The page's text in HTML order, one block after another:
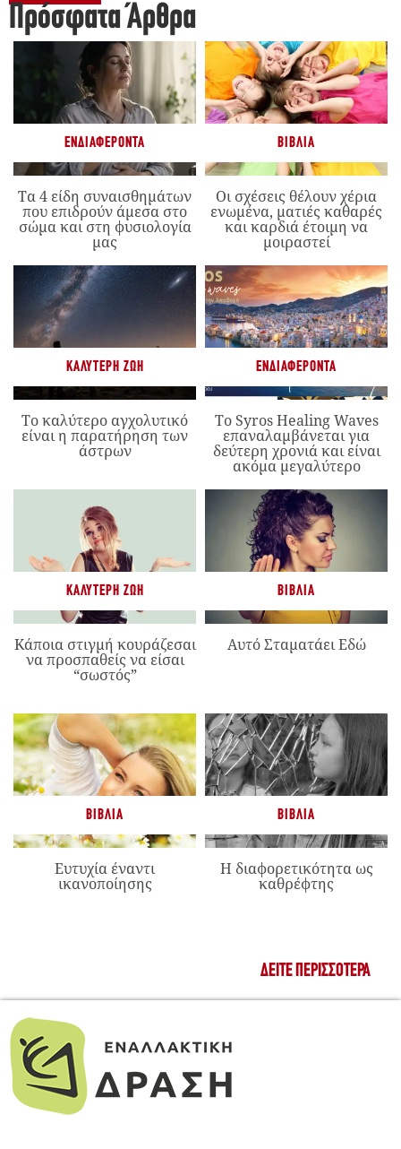
Πρόσφατα Άρθρα
ΕΝΔΙΑΦΈΡΟΝΤΑ
Τα 4 είδη συναισθημάτων
που επιδρούν άμεσα στο
σώμα και στη φυσιολογία
μας
ΒΙΒΛΊΑ
Οι σχέσεις θέλουν χέρια
ενωμένα, ματιές καθαρές
και καρδιά έτοιμη να
μοιραστεί
ΚΑΛΎΤΕΡΗ ΖΩΉ
Το καλύτερο αγχολυτικό
είναι η παρατήρηση των
άστρων
ΕΝΔΙΑΦΈΡΟΝΤΑ
Το Syros Healing Waves
επαναλαμβάνεται για
δεύτερη χρονιά και είναι
ακόμα μεγαλύτερο
ΚΑΛΎΤΕΡΗ ΖΩΉ
Κάποια στιγμή κουράζεσαι
να προσπαθείς να είσαι
“σωστός”
ΒΙΒΛΊΑ
Αυτό Σταματάει Εδώ
ΒΙΒΛΊΑ
Ευτυχία έναντι
ικανοποίησης
ΒΙΒΛΊΑ
Η διαφορετικότητα ως
καθρέφτης
ΔΕΊΤΕ ΠΕΡΙΣΣΌΤΕΡΑ